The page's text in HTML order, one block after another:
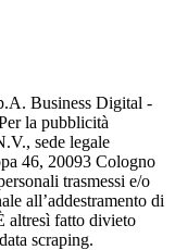
Business Digital -
la pubblicità
sede legale
46, 20093 Cologno
trasmessi e/o
all’addestramento di
altresì fatto divieto
scraping.